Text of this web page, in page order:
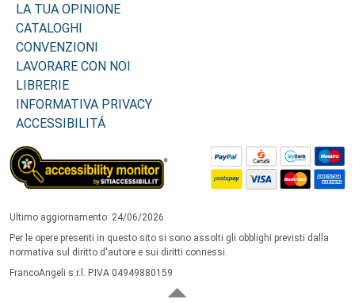
LA TUA OPINIONE
CATALOGHI
CONVENZIONI
LAVORARE CON NOI
LIBRERIE
INFORMATIVA PRIVACY
ACCESSIBILITÁ
Ultimo aggiornamento: 24/06/2026
Per le opere presenti in questo sito si sono assolti gli obblighi previsti dalla
normativa sul diritto d'autore e sui diritti connessi.
FrancoAngeli s.r.l. P.IVA 04949880159